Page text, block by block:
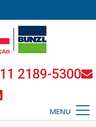
11 2189-5300
MENU